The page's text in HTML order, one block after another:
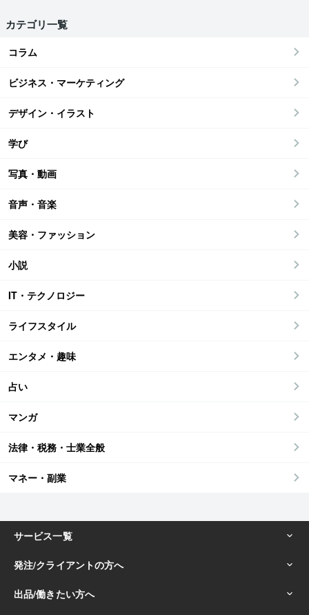
カテゴリ一覧
コラム
ビジネス・マーケティング
デザイン・イラスト
学び
写真・動画
音声・音楽
美容・ファッション
小説
IT・テクノロジー
ライフスタイル
エンタメ・趣味
占い
マンガ
法律・税務・士業全般
マネー・副業